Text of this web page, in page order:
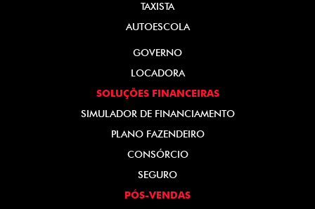
TAXISTA
AUTOESCOLA
GOVERNO
LOCADORA
SOLUÇÕES FINANCEIRAS
SIMULADOR DE FINANCIAMENTO
PLANO FAZENDEIRO
CONSÓRCIO
SEGURO
PÓS-VENDAS